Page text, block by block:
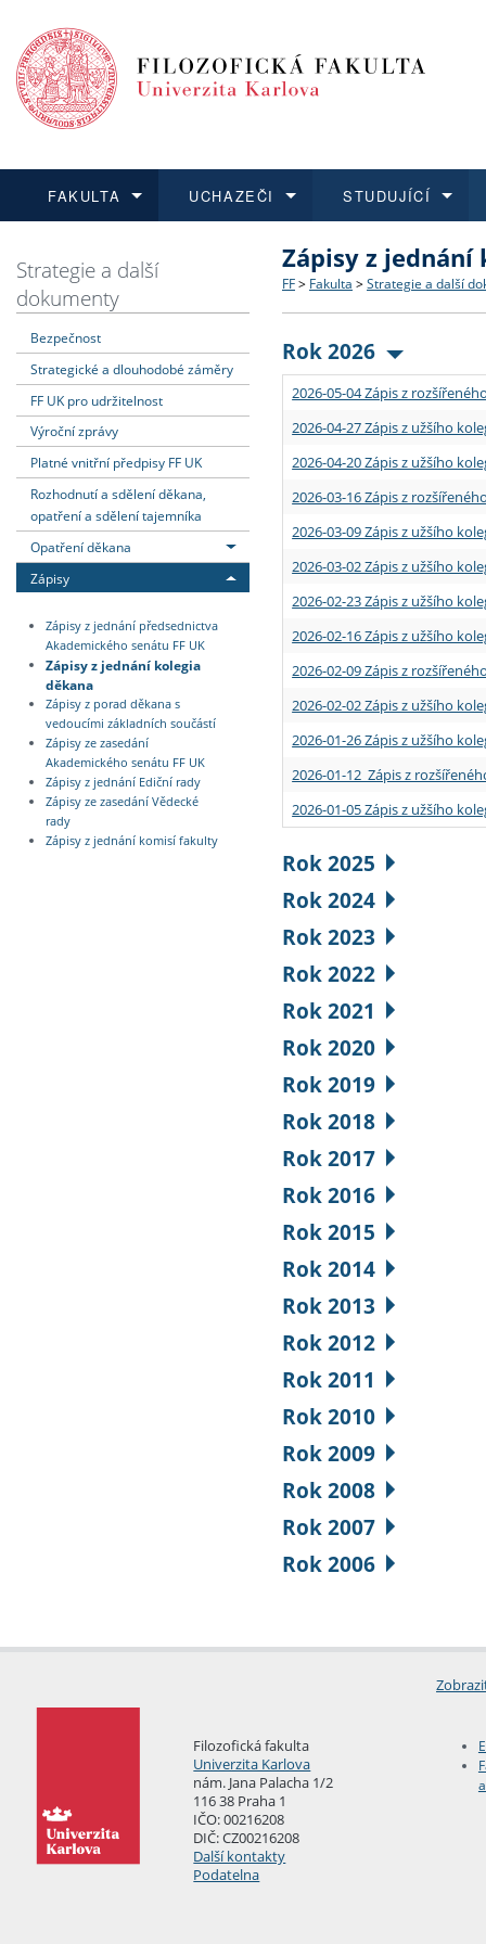
FAKULTA
Dozvědět se více
Struktura a historie
Strategie a další
Podpora a benefity pro
Absolventi fakulty
UCHAZEČI
Podat přihlášku
Co studovat a jak se
Učitelské studijní
Informace k průběhu
STUDUJÍCÍ
Dozvědět se více
Bakalářské a magisterské
Doktorské studium
Rigorózní řízení
Dozvědět se více
O vědě a výzkumu na FF
Akademické kvalifikace
Granty a projekty
Dozvědět se více
Aktuální nabídky a
Vyjíždějící studenti
Přijíždějící studenti
Vyjíždějící zaměstnanci
Strategie a další
dokumenty
Bezpečnost
Strategické a dlouhodobé záměry
FF UK pro udržitelnost
Výroční zprávy
Platné vnitřní předpisy FF UK
Rozhodnutí a sdělení děkana,
opatření a sdělení tajemníka
Opatření děkana
Zápisy
Zápisy z jednání předsednictva
Akademického senátu FF UK
Zápisy z jednání kolegia
děkana
Zápisy z porad děkana s
vedoucími základních součástí
Zápisy ze zasedání
Akademického senátu FF UK
Zápisy z jednání Ediční rady
Zápisy ze zasedání Vědecké
rady
Zápisy z jednání komisí fakulty
Zápisy z jednání
FF > Fakulta > Strategie a další
Rok 2026
2026-05-04 Zápis z
2026-04-27 Zápis z užšího
2026-04-20 Zápis z užšího
2026-03-16 Zápis z
2026-03-09 Zápis z užšího
2026-03-02 Zápis z užšího
2026-02-23 Zápis z užšího
2026-02-16 Zápis z užšího
2026-02-09 Zápis z
2026-02-02 Zápis z užšího
2026-01-26 Zápis z užšího
2026-01-12 Zápis z
2026-01-05 Zápis z užšího
Rok 2025
Rok 2024
Rok 2023
Rok 2022
Rok 2021
Rok 2020
Rok 2019
Rok 2018
Rok 2017
Rok 2016
Rok 2015
Rok 2014
Rok 2013
Rok 2012
Rok 2011
Rok 2010
Rok 2009
Rok 2008
Rok 2007
Rok 2006
Filozofická fakulta
Univerzita Karlova
nám. Jana Palacha 1/2
116 38 Praha 1
IČO: 00216208
DIČ: CZ00216208
Další kontakty
Podatelna